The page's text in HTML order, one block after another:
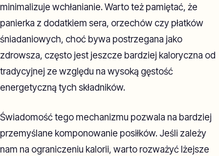
minimalizuje wchłanianie. Warto też pamiętać, że
panierka z dodatkiem sera, orzechów czy płatków
śniadaniowych, choć bywa postrzegana jako
zdrowsza, często jest jeszcze bardziej kaloryczna od
tradycyjnej ze względu na wysoką gęstość
energetyczną tych składników.
Świadomość tego mechanizmu pozwala na bardziej
przemyślane komponowanie posiłków. Jeśli zależy
nam na ograniczeniu kalorii, warto rozważyć lżejsze